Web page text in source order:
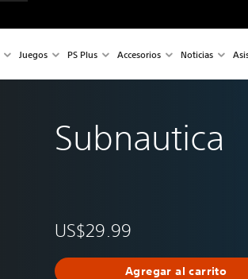
Juegos PS Plus Accesorios Noticias
Subnautica
US$29.99
Agregar al carrito